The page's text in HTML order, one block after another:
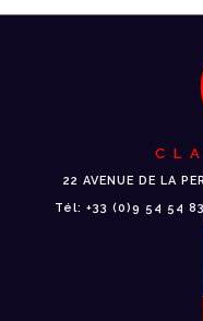
22 AVENUE DE LA
Tél: +33 (0)9 54 54 83